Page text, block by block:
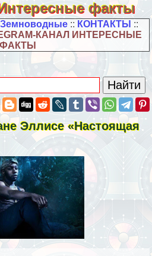
факты
Земноводные:: КОНТАКТЫ ::
КАНАЛ ИНТЕРЕСНЫЕ
ФАКТЫ
Эллисе «Настоящая